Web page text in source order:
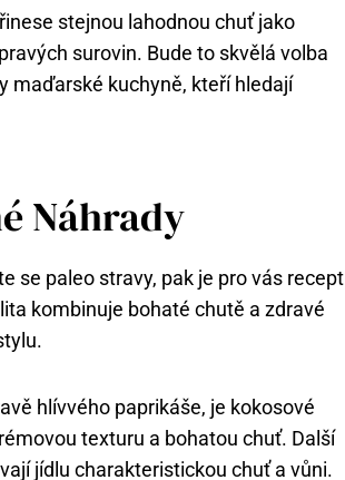
stejnou lahodnou chuť jako
surovin. Bude to skvělá volba
maďarské kuchyně, kteří hledají
Náhrady
se paleo stravy, pak je pro vás recept
kombinuje bohaté chutě a zdravé
hlívvého paprikáše, je kokosové
texturu a bohatou chuť. Další
jídlu charakteristickou chuť a vůni.